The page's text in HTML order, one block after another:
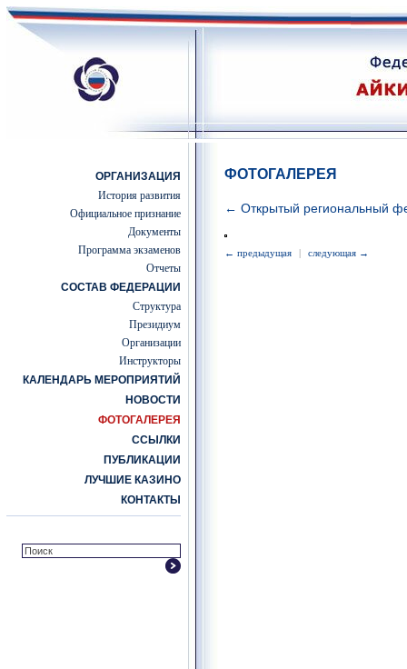
ОРГАНИЗАЦИЯ
История развития
Официальное признание
Документы
Программа экзаменов
Отчеты
СОСТАВ ФЕДЕРАЦИИ
Структура
Президиум
Организации
Инструкторы
КАЛЕНДАРЬ МЕРОПРИЯТИЙ
НОВОСТИ
ФОТОГАЛЕРЕЯ
ССЫЛКИ
ПУБЛИКАЦИИ
ЛУЧШИЕ КАЗИНО
КОНТАКТЫ
ФОТОГАЛЕРЕЯ
← Открытый региональный
← предыдущая | следующая →